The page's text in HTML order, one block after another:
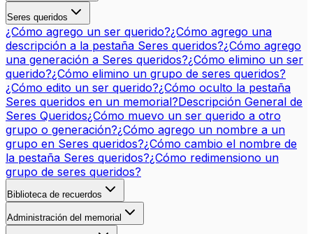
Seres queridos
¿Cómo agrego un ser querido?¿Cómo agrego una
descripción a la pestaña Seres queridos?¿Cómo agrego
una generación a Seres queridos?¿Cómo elimino un ser
querido?¿Cómo elimino un grupo de seres queridos?
¿Cómo edito un ser querido?¿Cómo oculto la pestaña
Seres queridos en un memorial?Descripción General de
Seres Queridos¿Cómo muevo un ser querido a otro
grupo o generación?¿Cómo agrego un nombre a un
grupo en Seres queridos?¿Cómo cambio el nombre de
la pestaña Seres queridos?¿Cómo redimensiono un
grupo de seres queridos?
Biblioteca de recuerdos
Administración del memorial